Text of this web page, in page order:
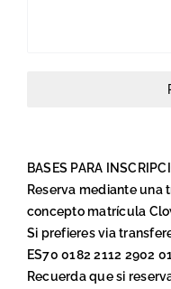
BASES PARA
Reserva mediante una
concepto matrícula
Si prefieres via
ES70 0182 2112 2902
Recuerda que si